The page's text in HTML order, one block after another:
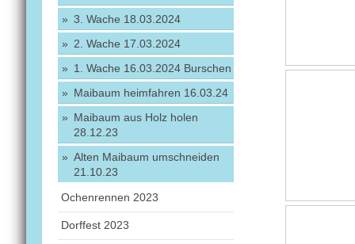
3. Wache 18.03.2024
2. Wache 17.03.2024
1. Wache 16.03.2024 Burschen
Maibaum heimfahren 16.03.24
Maibaum aus Holz holen
28.12.23
Alten Maibaum umschneiden
21.10.23
Ochenrennen 2023
Dorffest 2023